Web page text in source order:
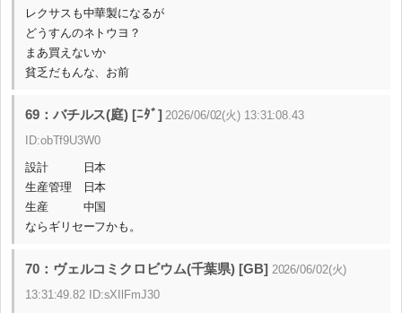
レクサスも中華製になるが
どうすんのネトウヨ？
まあ買えないか
貧乏だもんな、お前
69：バチルス(庭) [ﾆﾀﾞ] 2026/06/02(火) 13:31:08.43
ID:obTf9U3W0
設計 日本
生産管理 日本
生産 中国
ならギリセーフかも。
70：ヴェルコミクロビウム(千葉県) [GB] 2026/06/02(火)
13:31:49.82 ID:sXIlFmJ30